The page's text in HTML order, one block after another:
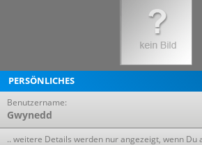
PERSÖNLICHES
Benutzername:
Gwynedd
.. weitere Details werden nur angezeigt, wenn Du